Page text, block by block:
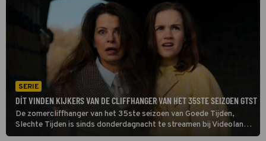
SERIE
DÍT VINDEN KIJKERS VAN DE CLIFFHANGER VAN HET 35STE SEIZOEN GTST
De zomercliffhanger van het 35ste seizoen van Goede Tijden,
Slechte Tijden is sinds donderdagnacht te streamen bij Videoland.
De grote vraag is: wat vinden de kijkers er eigenlijk van?